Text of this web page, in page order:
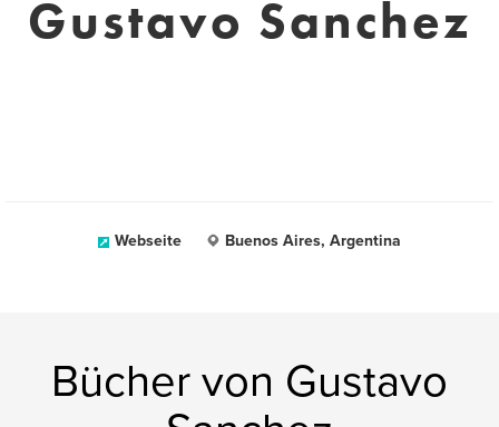
Gustavo Sanchez
Webseite Buenos Aires, Argentina
Bücher von Gustavo